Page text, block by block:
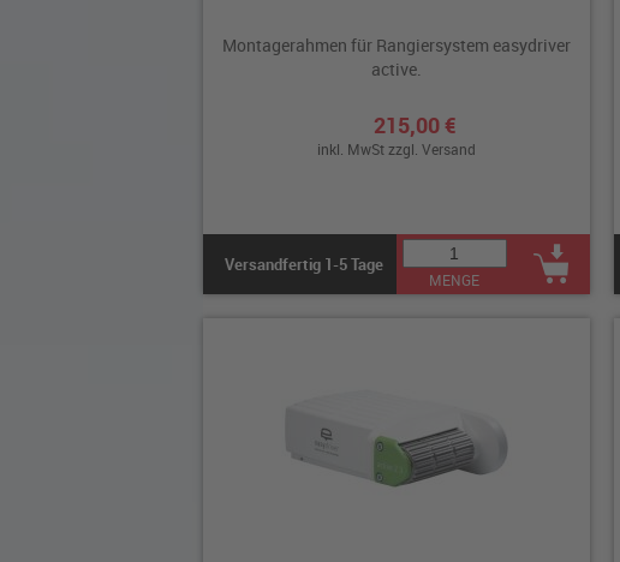
Montagerahmen für Rangiersystem easydriver
active.
215,00 €
inkl. MwSt zzgl.Versand
Versandfertig 1-5 Tage
MENGE